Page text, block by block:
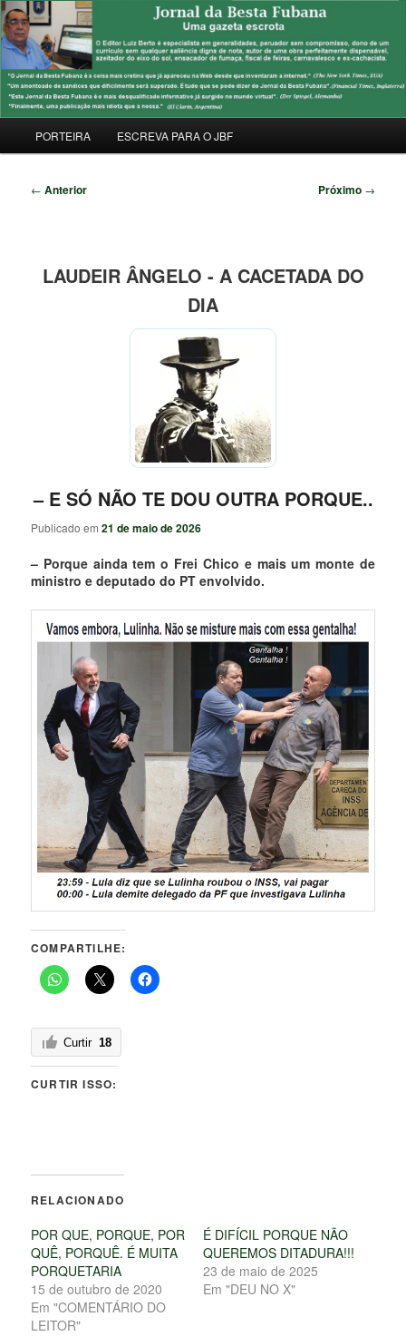
Pular
para
o
conteúdo
principalJORNAL DA BESTA FUBANA
Uma Gazeta Escrota
principal
PORTEIRA ESCREVA PARA O JBF
Navegação
← Anterior Próximo →
LAUDEIR ÂNGELO - A CACETADA DO
DIA
– E SÓ NÃO TE DOU OUTRA PORQUE..
Publicado em21 de maio de 2026
– Porque ainda tem o Frei Chico e mais um monte de
ministro e deputado do PT envolvido.
COMPARTILHE:
Curtir 18
CURTIR ISSO:
RELACIONADO
POR QUE, PORQUE, POR
QUÊ, PORQUÊ. É MUITA
PORQUETARIA
15 de outubro de 2020
Em "COMENTÁRIO DO
LEITOR"
É DIFÍCIL PORQUE NÃO
QUEREMOS DITADURA!!!
23 de maio de 2025
Em "DEU NO X"